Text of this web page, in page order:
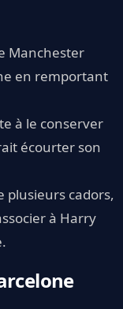
Manchester
en remportant
à le conserver
écourter son
plusieurs cadors,
à Harry